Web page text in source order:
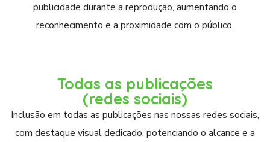
publicidade durante a reprodução, aumentando o
reconhecimento e a proximidade com o público.
Todas as publicações
(redes sociais)
Inclusão em todas as publicações nas nossas redes sociais,
com destaque visual dedicado, potenciando o alcance e a